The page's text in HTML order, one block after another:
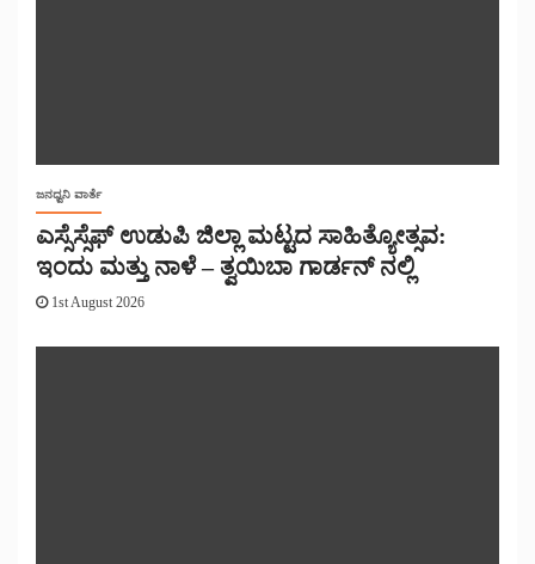
ಜನಧ್ವನಿ ವಾರ್ತೆ
ಎಸ್ಸೆಸ್ಸೆಫ್ ಉಡುಪಿ ಜಿಲ್ಲಾ ಮಟ್ಟದ ಸಾಹಿತ್ಯೋತ್ಸವ:
ಇಂದು ಮತ್ತು ನಾಳೆ – ತ್ವಯಿಬಾ ಗಾರ್ಡನ್ ನಲ್ಲಿ
1st August 2026